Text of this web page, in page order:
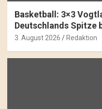
Basketball: 3×3
Deutschlands Spitze
3. August 2026 Redaktion